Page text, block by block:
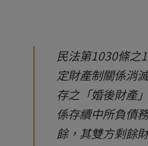
民法第1030條之
定財產制關係消
存之「婚後財產
係存續中所負債
餘，其雙方剩餘